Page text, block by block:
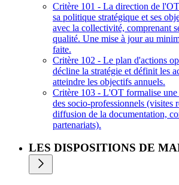
Critère 101 - La direction de
sa politique stratégique et ses
avec la collectivité, comprenant
qualité. Une mise à jour au
faite.
Critère 102 - Le plan d'actions
décline la stratégie et définit les
atteindre les objectifs annuels.
Critère 103 - L'OT formalise une
des socio-professionnels (visites
diffusion de la documentation,
partenariats).
LES DISPOSITIONS DE